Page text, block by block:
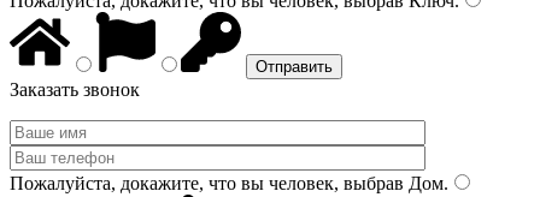
Заказать звонок
Пожалуйста, докажите, что вы человек, выбрав Дом.